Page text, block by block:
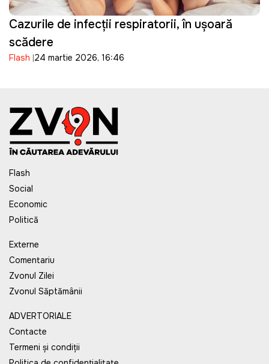
Cazurile de infecții respiratorii, în ușoară
scădere
Flash 24 martie 2026, 16:46
Flash
Social
Economic
Politică
Externe
Comentariu
Zvonul Zilei
Zvonul Săptămânii
ADVERTORIALE
Contacte
Termeni și condiții